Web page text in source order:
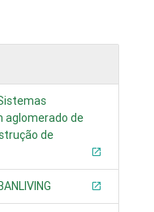
aglomerado de
de